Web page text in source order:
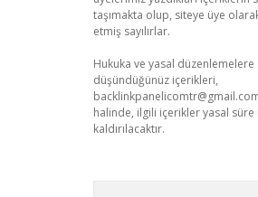
taşımakta olup, siteye üye
etmiş sayılırlar.
Hukuka ve yasal düzenlemelere
düşündüğünüz içerikleri,
halinde, ilgili içerikler yasal
kaldırılacaktır.